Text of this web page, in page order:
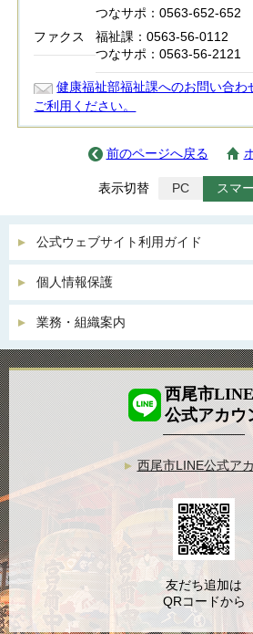
つなサポ：0563-652-652
ファクス
福祉課：0563-56-0112
つなサポ：0563-56-2121
健康福祉部福祉課へのお問い合わ
ご利用ください。
前のページへ戻る
表示切替 PC スマ
公式ウェブサイト利用ガイド
個人情報保護
業務・組織案内
西尾市LINE
公式アカウ
西尾市LINE公式ア
友だち追加は
QRコードから